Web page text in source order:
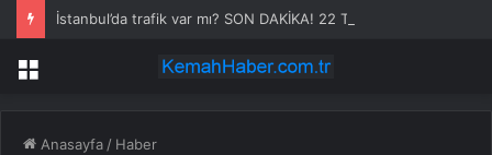
Menü
Anasayfa / Haber